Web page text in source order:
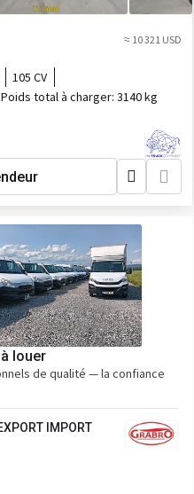
≈ 10 321 USD
105 CV
Poids total à charger: 3140 kg
louer
de qualité — la confiance
IMPORT